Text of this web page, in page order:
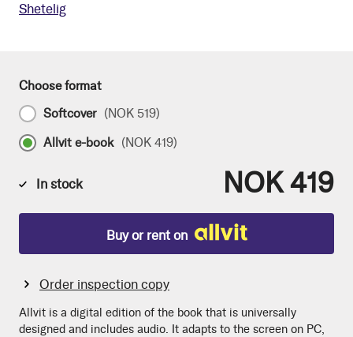
Shetelig
Choose format
Softcover (NOK 519)
Allvit e-book (NOK 419)
In stock NOK 419
Buy or rent on
Order inspection copy
Allvit is a digital edition of the book that is universally
designed and includes audio. It adapts to the screen on PC,